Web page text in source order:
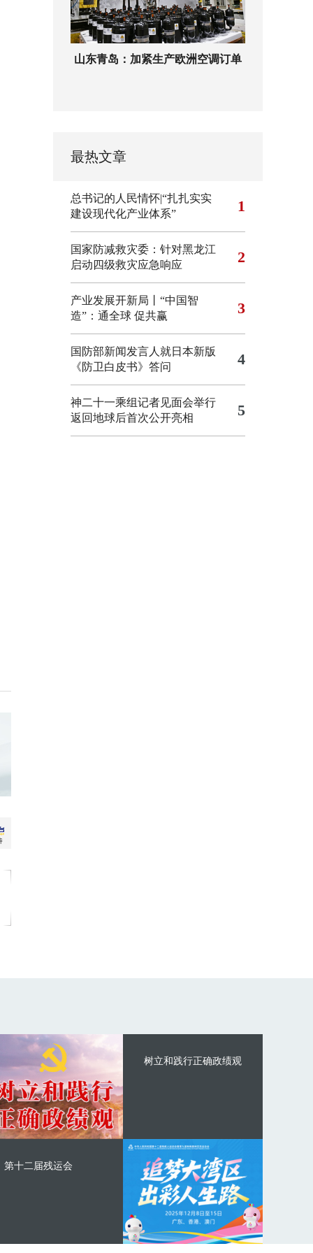
山东青岛：加紧生产欧洲空调订单
最热文章
总书记的人民情怀|“扎扎实实
建设现代化产业体系”
1
国家防减救灾委：针对黑龙江
启动四级救灾应急响应
2
产业发展开新局丨“中国智
造”：通全球 促共赢
3
国防部新闻发言人就日本新版
《防卫白皮书》答问
4
神二十一乘组记者见面会举行
返回地球后首次公开亮相
5
树立和践行正确政绩观
第十二届残运会